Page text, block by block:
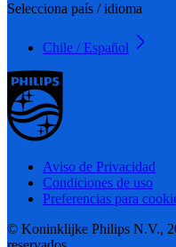
Selecciona país / idioma
Chile / Español
Aviso de Privacidad
Condiciones de uso
Preferencias para
© Koninklijke Philips N.V.,